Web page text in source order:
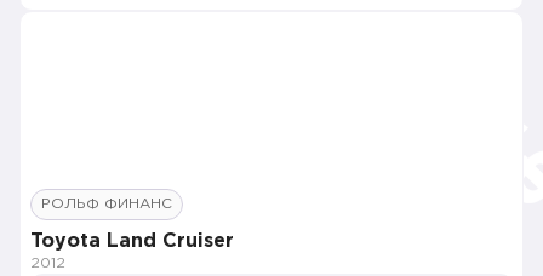
РОЛЬФ ФИНАНС
Toyota Land Cruiser
2012